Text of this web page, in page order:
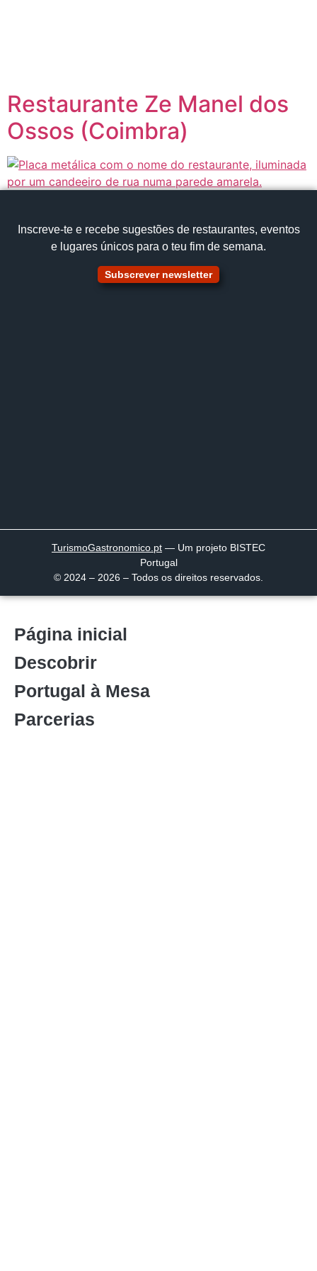
Restaurante Ze Manel dos
Ossos (Coimbra)
Inscreve‑te e recebe sugestões de restaurantes, eventos
e lugares únicos para o teu fim de semana.
Subscrever newsletter
TurismoGastronomico .pt — Um projeto BISTEC
Portugal
© 2024 – 2026 – Todos os direitos reservados.
Página inicial
Descobrir
Portugal à Mesa
Parcerias